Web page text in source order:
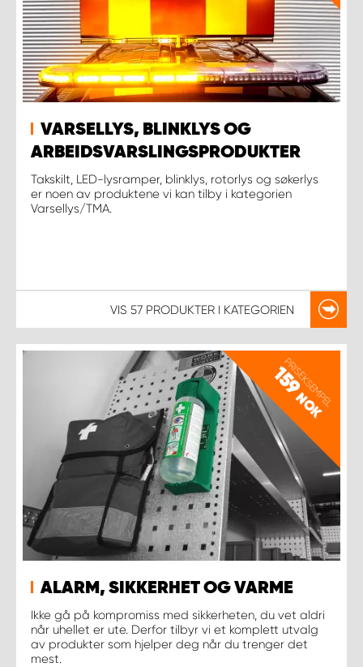
VARSELLYS, BLINKLYS OG
ARBEIDSVARSLINGSPRODUKTER
Takskilt, LED-lysramper, blinklys, rotorlys og søkerlys
er noen av produktene vi kan tilby i kategorien
Varsellys/TMA.
VIS 57 PRODUKTER I KATEGORIEN
PRISEKSEMPEL
159
NOK
ALARM, SIKKERHET OG VARME
Ikke gå på kompromiss med sikkerheten, du vet aldri
når uhellet er ute. Derfor tilbyr vi et komplett utvalg
av produkter som hjelper deg når du trenger det
mest.